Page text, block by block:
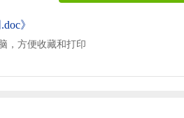
》
，方便收藏和打印